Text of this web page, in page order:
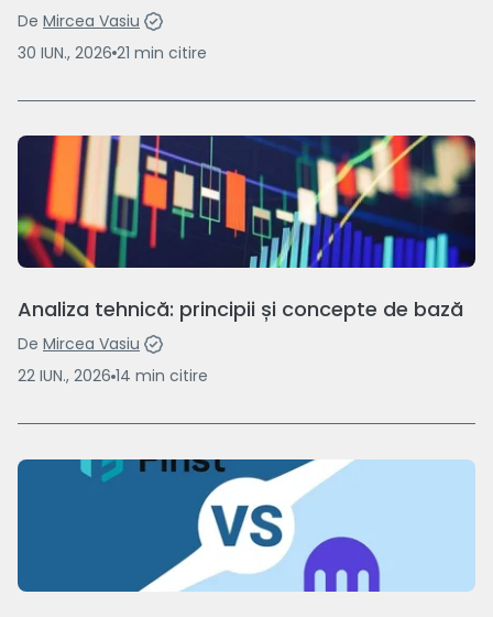
De Mircea Vasiu
30 IUN., 2026 21 min citire
Analiza tehnică: principii și concepte de bază
De Mircea Vasiu
22 IUN., 2026 14 min citire